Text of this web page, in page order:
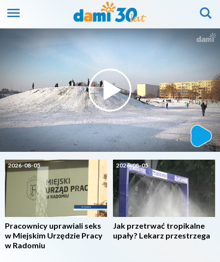
2026-08-05
Pracownicy uprawiali seks
w Miejskim Urzędzie Pracy
w Radomiu
2026-08-05
Jak przetrwać tropikalne
upały? Lekarz przestrzega